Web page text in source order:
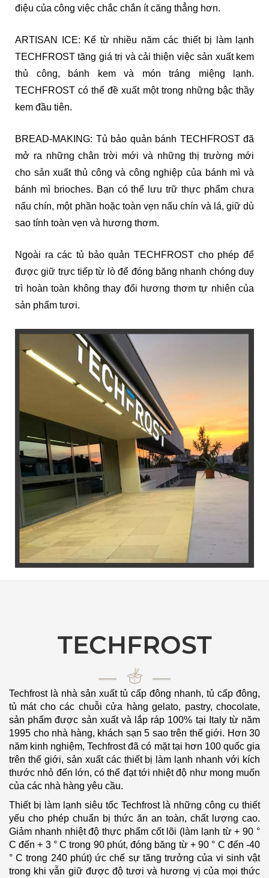
điệu của công việc chắc chắn ít căng thẳng hơn.
ARTISAN ICE: Kể từ nhiều năm các thiết bị làm lạnh
TECHFROST tăng giá trị và cải thiện việc sản xuất kem
thủ công, bánh kem và món tráng miệng lạnh.
TECHFROST có thể đề xuất một trong những bậc thầy
kem đầu tiên.
BREAD-MAKING: Tủ bảo quản bánh TECHFROST đã
mở ra những chân trời mới và những thị trường mới
cho sản xuất thủ công và công nghiệp của bánh mì và
bánh mì brioches. Bạn có thể lưu trữ thực phẩm chưa
nấu chín, một phần hoặc toàn vẹn nấu chín và lá, giữ dù
sao tính toàn vẹn và hương thơm.
Ngoài ra các tủ bảo quản TECHFROST cho phép để
được giữ trực tiếp từ lò để đóng băng nhanh chóng duy
trì hoàn toàn không thay đổi hương thơm tự nhiên của
sản phẩm tươi.
TECHFROST
Techfrost là nhà sản xuất tủ cấp đông nhanh, tủ cấp đông,
tủ mát cho các chuỗi cửa hàng gelato, pastry, chocolate,
sản phẩm được sản xuất và lắp ráp 100% tại Italy từ năm
1995 cho nhà hàng, khách sạn 5 sao trên thế giới. Hơn 30
năm kinh nghiệm, Techfrost đã có mặt tại hơn 100 quốc gia
trên thế giới, sản xuất các thiết bị làm lạnh nhanh với kích
thước nhỏ đến lớn, có thể đạt tới nhiệt độ như mong muốn
của các nhà hàng yêu cầu.
Thiết bị làm lạnh siêu tốc Techfrost là những công cụ thiết
yếu cho phép chuẩn bị thức ăn an toàn, chất lượng cao.
Giảm nhanh nhiệt độ thực phẩm cốt lõi (làm lạnh từ + 90 °
C đến + 3 ° C trong 90 phút, đóng băng từ + 90 ° C đến -40
° C trong 240 phút) ức chế sự tăng trưởng của vi sinh vật
trong khi vẫn giữ được độ tươi và hương vị của mọi thức